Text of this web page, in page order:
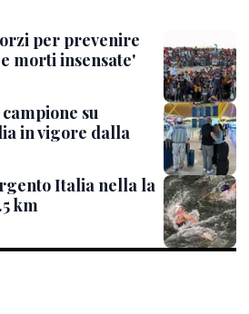
per prevenire
morti insensate'
su
in vigore dalla
Italia nella la
km